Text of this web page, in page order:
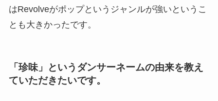
はRevolveがポップというジャンルが強いというこ
とも大きかったです。
「珍味」というダンサーネームの由来を教え
ていただきたいです。